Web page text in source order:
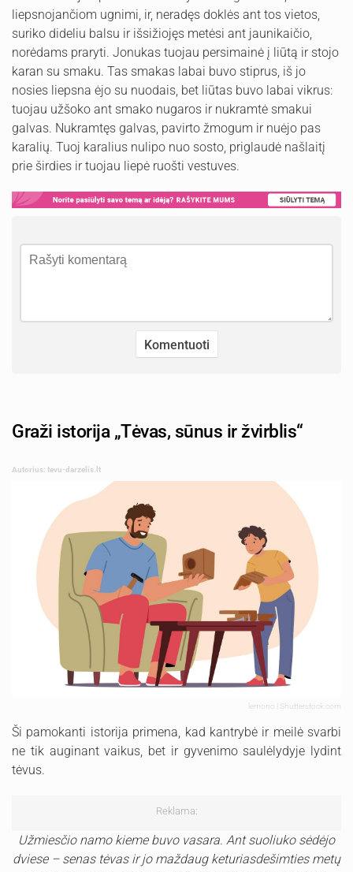
liepsnojančiom ugnimi, ir, neradęs doklės ant tos vietos,
suriko dideliu balsu ir išsižiojęs metėsi ant jaunikaičio,
norėdams praryti. Jonukas tuojau persimainė į liūtą ir stojo
karan su smaku. Tas smakas labai buvo stiprus, iš jo
nosies liepsna ėjo su nuodais, bet liūtas buvo labai vikrus:
tuojau užšoko ant smako nugaros ir nukramtė smakui
galvas. Nukramtęs galvas, pavirto žmogum ir nuėjo pas
karalių. Tuoj karalius nulipo nuo sosto, priglaudė našlaitį
prie širdies ir tuojau liepė ruošti vestuves.
Graži istorija „Tėvas, sūnus ir žvirblis“
Autorius: tevu-darzelis.lt
lemono | Shutterstock.com
Ši pamokanti istorija primena, kad kantrybė ir meilė svarbi
ne tik auginant vaikus, bet ir gyvenimo saulėlydyje lydint
tėvus.
Reklama:
Užmiesčio namo kieme buvo vasara. Ant suoliuko sėdėjo
dviese – senas tėvas ir jo maždaug keturiasdešimties metų